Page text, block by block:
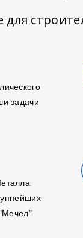
для
задачи